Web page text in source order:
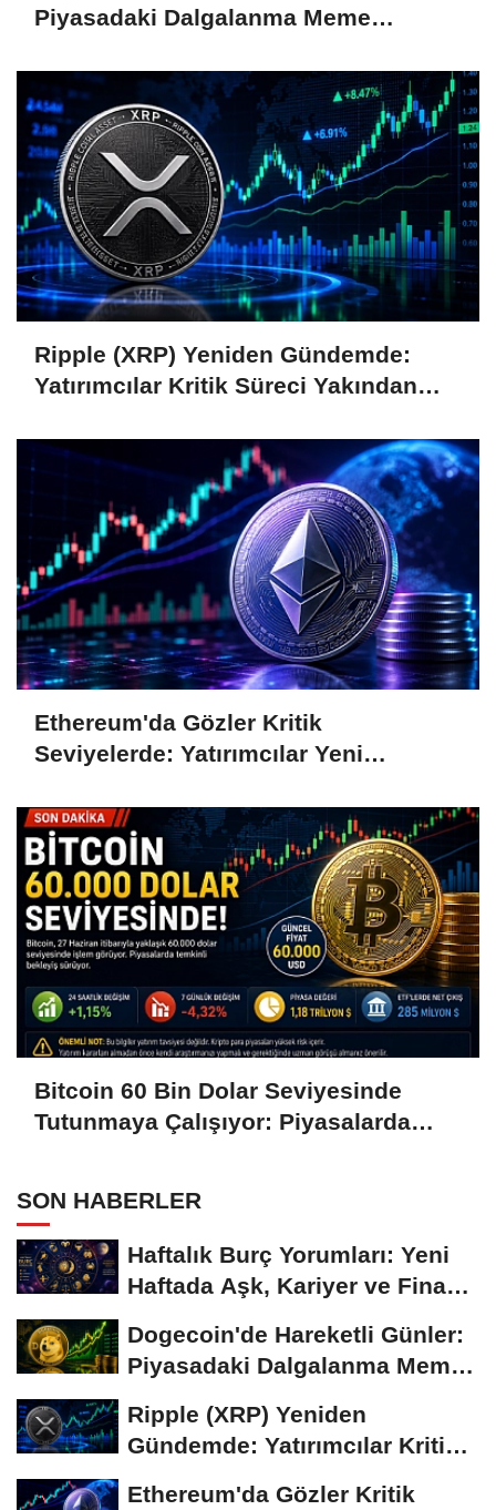
Piyasadaki Dalgalanma Meme
Ripple (XRP) Yeniden Gündemde:
Yatırımcılar Kritik Süreci Yakından
Ethereum'da Gözler Kritik
Seviyelerde: Yatırımcılar Yeni
Bitcoin 60 Bin Dolar Seviyesinde
Tutunmaya Çalışıyor: Piyasalarda
SON HABERLER
Haftalık Burç Yorumları: Yeni
Haftada Aşk, Kariyer ve Finans
Dogecoin'de Hareketli Günler:
Piyasadaki Dalgalanma Meme
Ripple (XRP) Yeniden
Gündemde: Yatırımcılar Kritik
Ethereum'da Gözler Kritik